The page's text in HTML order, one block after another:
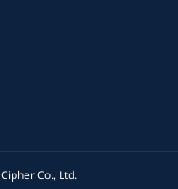
Cipher Co., Ltd.